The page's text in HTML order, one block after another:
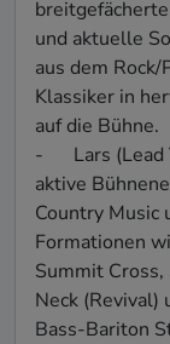
und aktuelle
aus dem
Klassiker in
auf die Bühne.
-	Lars (Lead Voc., Gitarre) verfügt über 9 Jahre
aktive
Country Music
Formationen
Summit Cross,
Neck (Revival)
Bass-Bariton